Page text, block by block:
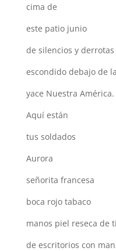
cima de
este patio junio
de silencios y derrotas
escondido debajo de
yace Nuestra América.
Aquí están
tus soldados
Aurora
señorita francesa
boca rojo tabaco
manos piel reseca de
de escritorios con